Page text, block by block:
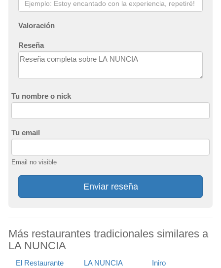
Valoración
Reseña
Tu nombre o nick
Tu email
Email no visible
Enviar reseña
Más restaurantes tradicionales similares a
LA NUNCIA
El Restaurante
LA NUNCIA
Iniro